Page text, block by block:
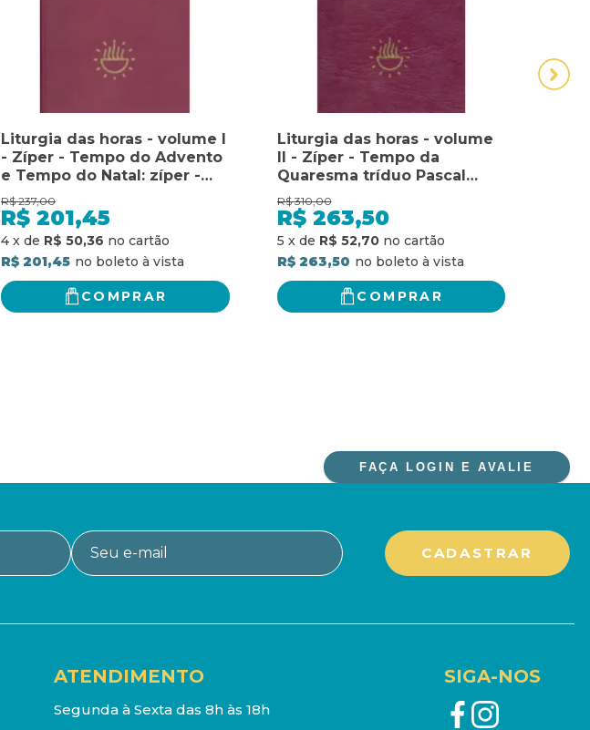
Liturgia das horas - volume I
- Zíper - Tempo do Advento
e Tempo do Natal: zíper -
Tempo do Advento e Tempo
do Natal
R$ 237,00
R$ 201,45
4 x de R$ 50,36
R$ 201,45
COMPRAR
Liturgia das horas - volume
II - Zíper - Tempo da
Quaresma tríduo Pascal
tempo da Páscoa: zíper -
Tempo da Quaresma tríduo
Pascal tempo da Páscoa
R$ 310,00
R$ 263,50
5 x de R$ 52,70
R$ 263,50
COMPRAR
FAÇA LOGIN E AVALIE
ATENDIMENTO
Segunda à Sexta das 8h às 18h
SIGA-NOS